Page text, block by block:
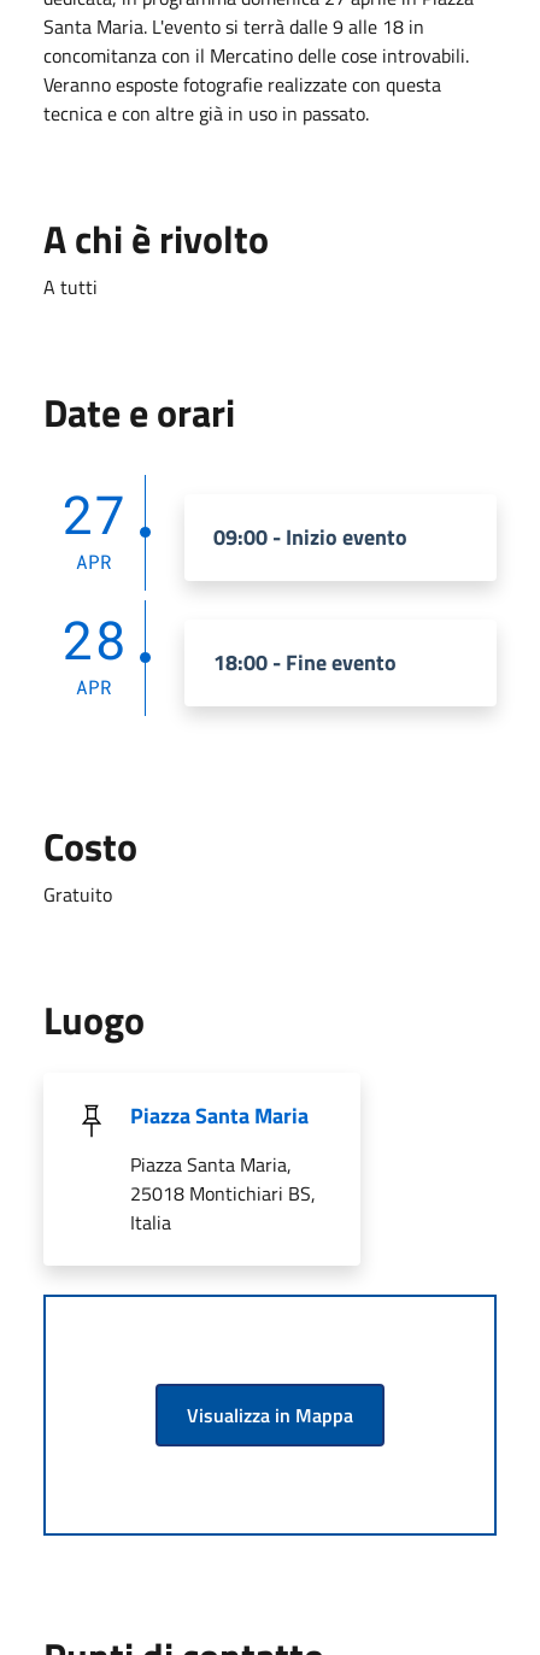
Santa Maria. L'evento si terrà dalle 9 alle 18 in
concomitanza con il Mercatino delle cose introvabili.
Veranno esposte fotografie realizzate con questa
tecnica e con altre già in uso in passato.
A chi è rivolto
A tutti
Date e orari
27
APR
09:00 - Inizio evento
28
APR
18:00 - Fine evento
Costo
Gratuito
Luogo
Piazza Santa Maria
Piazza Santa Maria,
25018 Montichiari BS,
Italia
Visualizza in Mappa